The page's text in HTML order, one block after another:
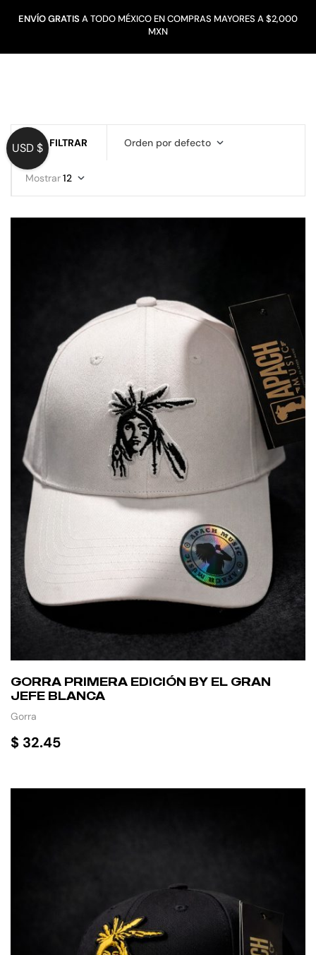
ENVÍO GRATISA TODO MÉXICO EN COMPRAS MAYORES A $2,000
MXN
FILTRAR Orden por defecto
Mostrar12
GORRA PRIMERA EDICIÓN BY EL GRAN
JEFE BLANCA
Gorra
$ 32.45
USD $